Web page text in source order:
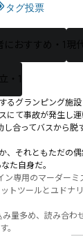
タグ投票
におすすめ・1現
・1
るグランピング施設
にて事故が発生し運
合ってバスから
、それともただの偶
あなた自身だ。
専用のマーダーミ
トツールとユドナ
量多め、読み合わ
。